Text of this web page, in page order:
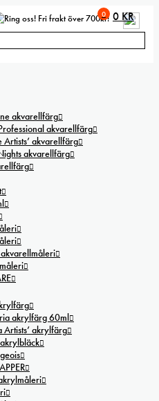
Fri frakt över 700kr!
0 0 KR
akvarellfärg
akvarellfärg
Artists’ akvarellfärg
akvarellfärg
akrylfärg 60ml
Artists’ akrylfärg